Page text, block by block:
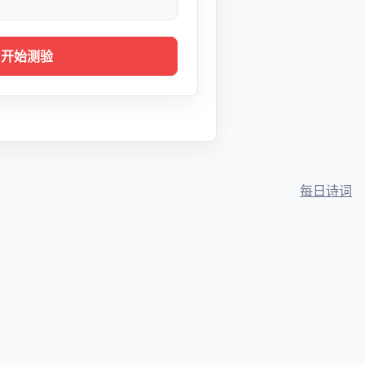
开始测验
每日诗词